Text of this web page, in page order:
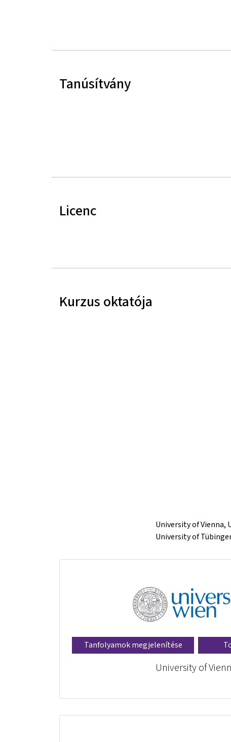
Tanúsítvány
Licenc
Kurzus oktatója
University of Vienna,
University of
Tanfolyamok megjelenítése
University of